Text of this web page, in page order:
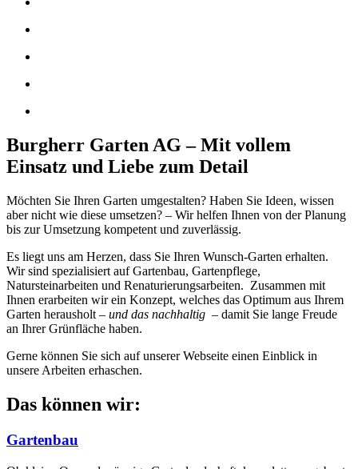
Burgherr Garten AG – Mit vollem
Einsatz und Liebe zum Detail
Möchten Sie Ihren Garten umgestalten? Haben Sie Ideen, wissen
aber nicht wie diese umsetzen? – Wir helfen Ihnen von der Planung
bis zur Umsetzung kompetent und zuverlässig.
Es liegt uns am Herzen, dass Sie Ihren Wunsch-Garten erhalten.
Wir sind spezialisiert auf Gartenbau, Gartenpflege,
Natursteinarbeiten und Renaturierungsarbeiten. Zusammen mit
Ihnen erarbeiten wir ein Konzept, welches das Optimum aus Ihrem
Garten herausholt – und das nachhaltig – damit Sie lange Freude
an Ihrer Grünfläche haben.
Gerne können Sie sich auf unserer Webseite einen Einblick in
unsere Arbeiten erhaschen.
Das können wir:
Gartenbau